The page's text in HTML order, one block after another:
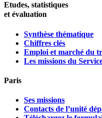
Etudes, statistiques
et évaluation
Synthèse thématique
Chiffres clés
Emploi et marché du
Les missions du
Paris
Ses missions
Contacts de l’unité